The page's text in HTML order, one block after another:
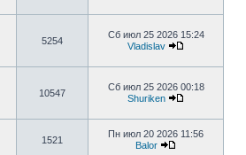
5254
Сб июл 25 2026 15:24
Vladislav
10547
Сб июл 25 2026 00:18
Shuriken
1521
Пн июл 20 2026 11:56
Balor